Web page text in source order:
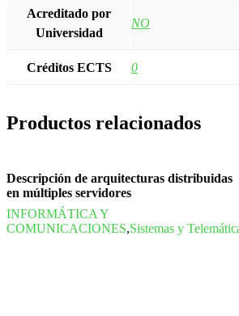
Acreditado por
Universidad
NO
Créditos ECTS 0
Productos relacionados
Descripción de arquitecturas distribuidas
en múltiples servidores
INFORMÁTICA Y
COMUNICACIONES,Sistemas y